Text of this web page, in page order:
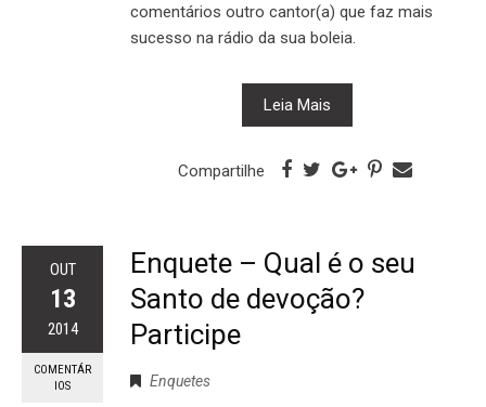
comentários outro cantor(a) que faz mais
sucesso na rádio da sua boleia.
Leia Mais
Compartilhe
OUT
13
2014
COMENTÁR
IOS
Enquete – Qual é o seu
Santo de devoção?
Participe
Enquetes